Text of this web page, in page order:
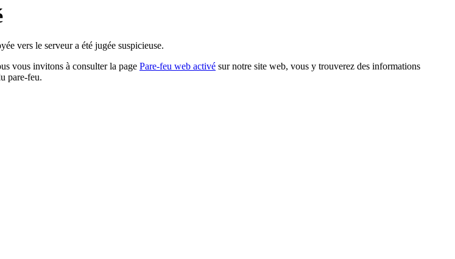
vers le serveur a été jugée suspicieuse.
vous invitons à consulter la page Pare-feu web activé sur notre site web, vous y trouverez des informations
pare-feu.